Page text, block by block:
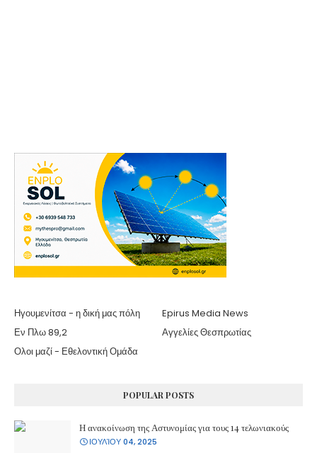
Ηγουμενίτσα - η δική μας πόλη
Epirus Media News
Εν Πλω 89,2
Αγγελίες Θεσπρωτίας
Ολοι μαζί - Εθελοντική Ομάδα
POPULAR POSTS
Η ανακοίνωση της Αστυνομίας για τους 14 τελωνιακούς
ΙΟΥΛΊΟΥ 04, 2025